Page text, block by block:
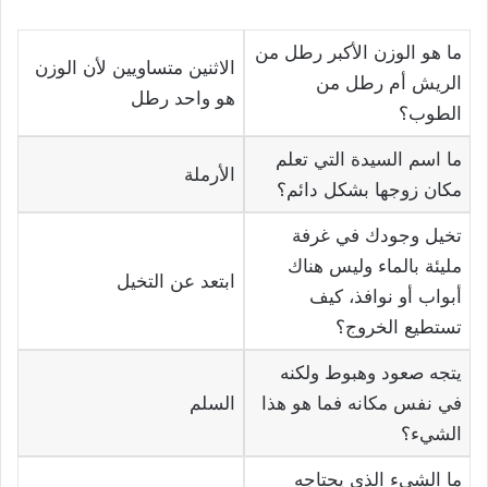
ما هو الوزن الأكبر رطل من
الريش أم رطل من
الطوب؟
الاثنين متساويين لأن الوزن
هو واحد رطل
ما اسم السيدة التي تعلم
مكان زوجها بشكل دائم؟
الأرملة
تخيل وجودك في غرفة
مليئة بالماء وليس هناك
أبواب أو نوافذ، كيف
تستطيع الخروج؟
ابتعد عن التخيل
يتجه صعود وهبوط ولكنه
في نفس مكانه فما هو هذا
الشيء؟
السلم
ما الشيء الذي يحتاجه